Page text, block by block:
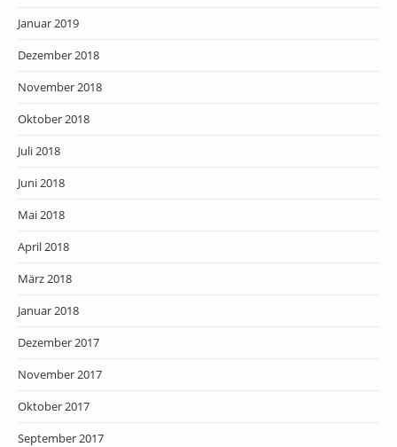
Januar 2019
Dezember 2018
November 2018
Oktober 2018
Juli 2018
Juni 2018
Mai 2018
April 2018
März 2018
Januar 2018
Dezember 2017
November 2017
Oktober 2017
September 2017